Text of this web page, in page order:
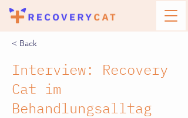
< Back
Interview: Recovery
Cat im
Behandlungsalltag